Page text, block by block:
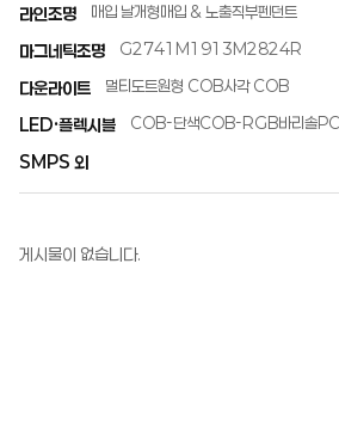
라인조명
매입 날개형매입 & 노출직부펜던트
마그네틱조명 G2741 M1913M2824R
다운라이트 멀티도트원형 COB사각 COB
LED·플렉시블 COB-단색COB-RGB바리솔
SMPS 외
게시물이 없습니다.